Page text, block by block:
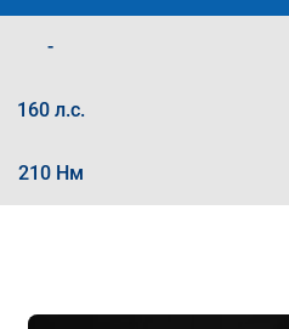
-
160 л.с.
210 Нм